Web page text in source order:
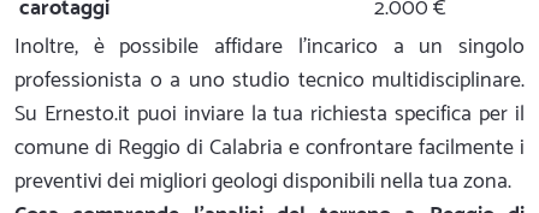
carotaggi
2.000 €
Inoltre, è possibile affidare l'incarico a un singolo
professionista o a uno studio tecnico multidisciplinare.
Su Ernesto.it puoi inviare la tua richiesta specifica per il
comune di Reggio di Calabria e confrontare facilmente i
preventivi dei migliori geologi disponibili nella tua zona.